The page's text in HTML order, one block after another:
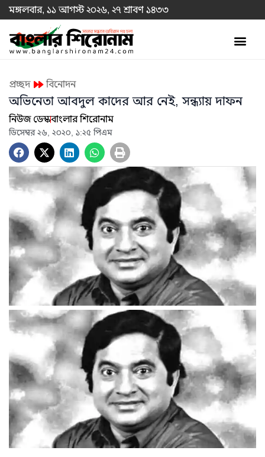
মঙ্গলবার, ১১ আগস্ট ২০২৬, ২৭ শ্রাবণ ১৪৩৩
প্রচ্ছদ বিনোদন
অভিনেতা আবদুল কাদের আর নেই, সন্ধ্যায় দাফন
নিউজ ডেস্কবাংলার শিরোনাম
ডিসেম্বর ২৬, ২০২০, ১:২৫ পিএম